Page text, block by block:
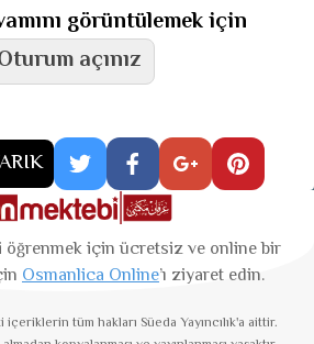
görüntülemek için
açınız
öğrenmek için ücretsiz ve online bir
Osmanlica Online’ı ziyaret edin.
içeriklerin tüm hakları Süeda Yayıncılık'a aittir.